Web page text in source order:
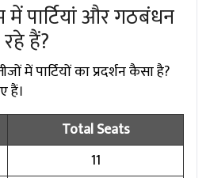
में पार्टियां और गठबंधन
हैं?
में पार्टियों का प्रदर्शन कैसा है?
हैं।
Total Seats
11